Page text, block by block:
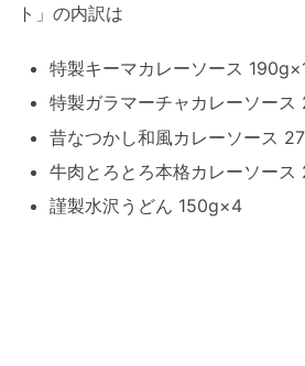
ト」の内訳は
特製キーマカレーソース
特製ガラマーチャカレーソース
昔なつかし和風カレーソース
牛肉とろとろ本格カレーソース
謹製水沢うどん 150g×4